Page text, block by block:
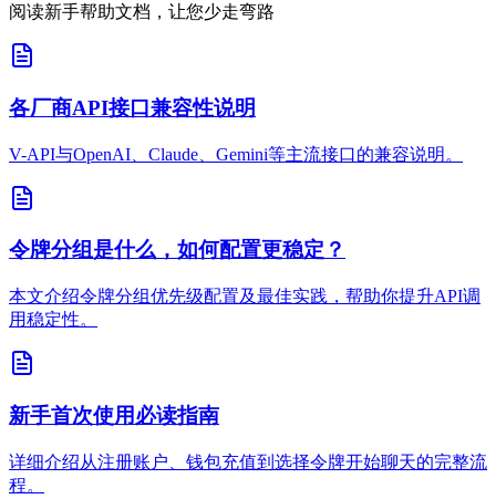
阅读新手帮助文档，让您少走弯路
各厂商API接口兼容性说明
V-API与OpenAI、Claude、Gemini等主流接口的兼容说明。
令牌分组是什么，如何配置更稳定？
本文介绍令牌分组优先级配置及最佳实践，帮助你提升API调
用稳定性。
新手首次使用必读指南
详细介绍从注册账户、钱包充值到选择令牌开始聊天的完整流
程。